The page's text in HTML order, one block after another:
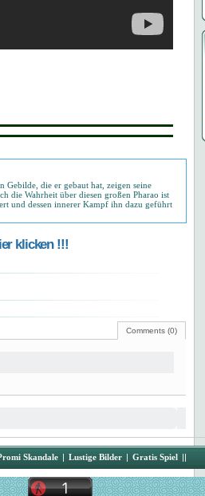
Gebilde, die er gebaut hat, zeigen seine
die Wahrheit über diesen großen Pharao ist
und dessen innerer Kampf ihn dazu geführt
klicken !!!
Comments (0)
Skandale | Lustige Bilder | Gratis Spiel ||